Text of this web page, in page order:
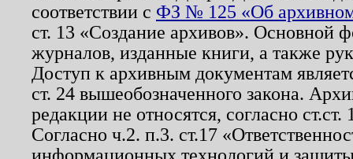
соответствии с ФЗ № 125 «Об
ст. 13 «Создание архивов». Основной
журналов, изданные книги, а также
Доступ к архивным документам
ст. 24 вышеобозначенного закона.
редакции не относятся, согласно
Согласно ч.2. п.3. ст.17
информационных технологий и